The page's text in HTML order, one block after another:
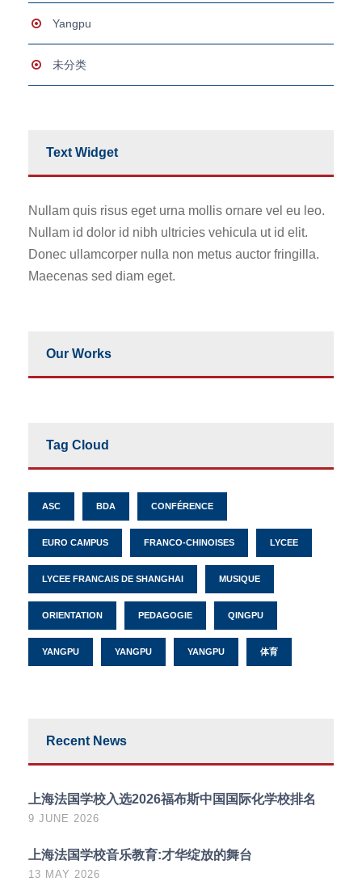
Yangpu
未分类
Text Widget
Nullam quis risus eget urna mollis ornare vel eu leo.
Nullam id dolor id nibh ultricies vehicula ut id elit.
Donec ullamcorper nulla non metus auctor fringilla.
Maecenas sed diam eget.
Our Works
Tag Cloud
ASC BDA CONFÉRENCE
EURO CAMPUS FRANCO-CHINOISES LYCEE
LYCEE FRANCAIS DE SHANGHAI MUSIQUE
ORIENTATION PEDAGOGIE QINGPU
YANGPU YANGPU YANGPU 体育
Recent News
上海法国学校入选2026福布斯中国国际化学校排名
9 JUNE 2026
上海法国学校音乐教育:才华绽放的舞台
13 MAY 2026